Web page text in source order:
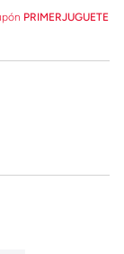
PRIMERJUGUETE